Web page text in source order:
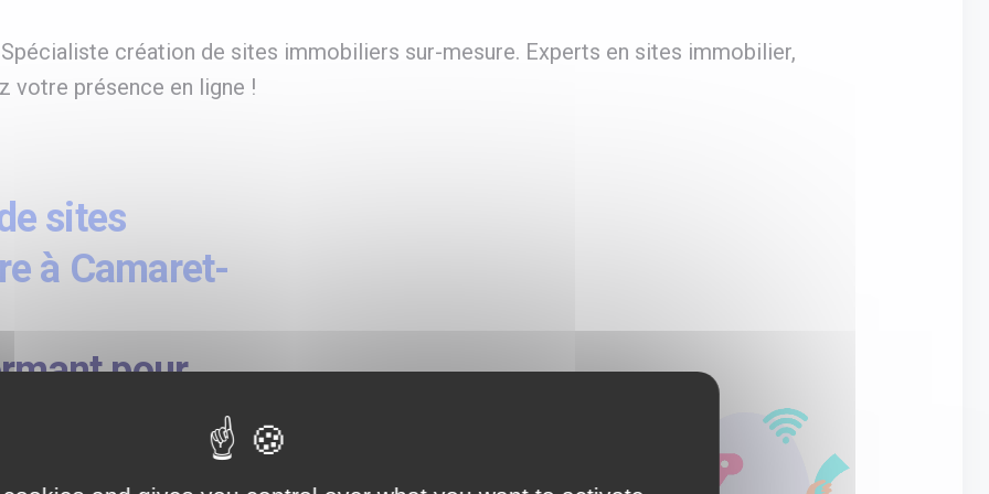
création de sites immobiliers sur-mesure. Experts en sites immobilier,
votre présence en ligne !
sites
à Camaret-
pour
import